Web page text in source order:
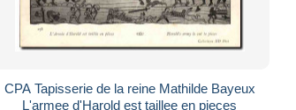
CPA Tapisserie de la reine Mathilde Bayeux
L'armee d'Harold est taillee en pieces